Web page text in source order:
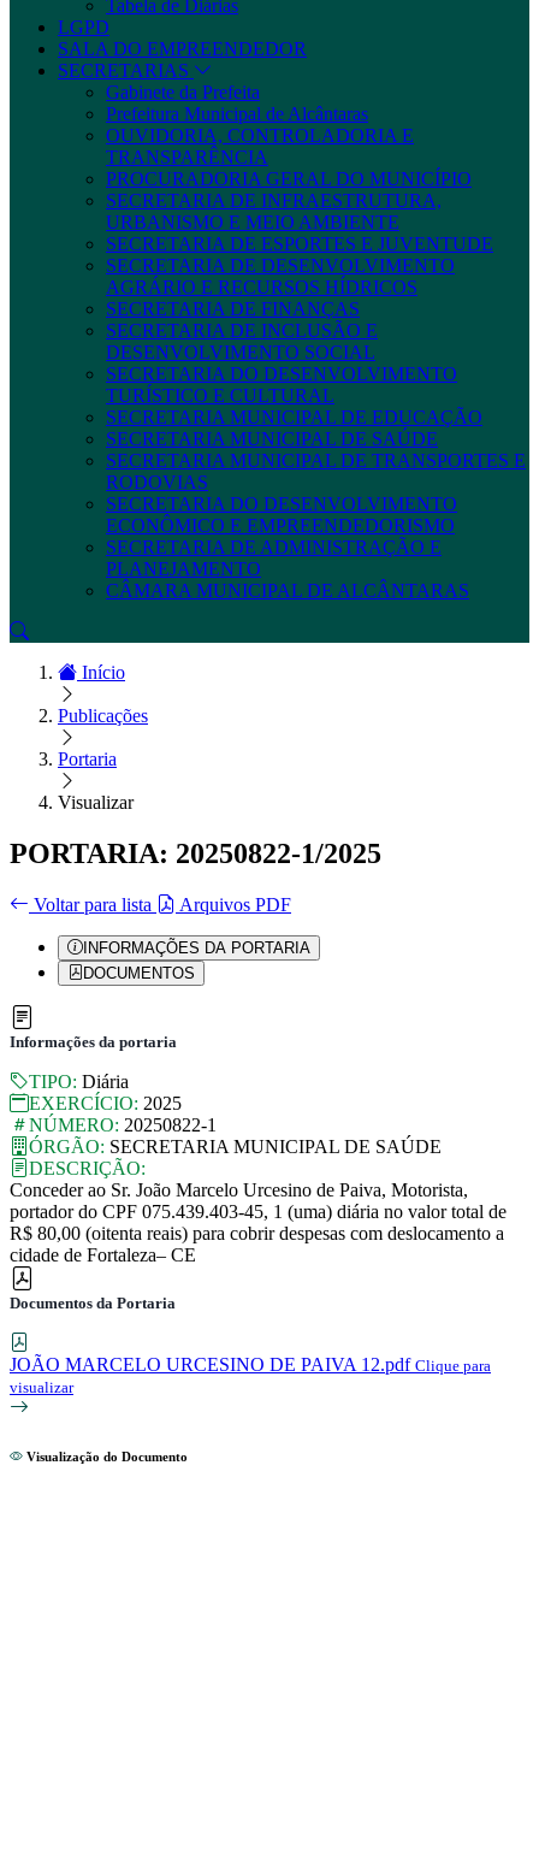
Tabela de Diárias
LGPD
SALA DO EMPREENDEDOR
SECRETARIAS
Gabinete da Prefeita
Prefeitura Municipal de Alcântaras
OUVIDORIA, CONTROLADORIA E
TRANSPARÊNCIA
PROCURADORIA GERAL DO MUNICÍPIO
SECRETARIA DE INFRAESTRUTURA,
URBANISMO E MEIO AMBIENTE
SECRETARIA DE ESPORTES E JUVENTUDE
SECRETARIA DE DESENVOLVIMENTO
AGRÁRIO E RECURSOS HÍDRICOS
SECRETARIA DE FINANÇAS
SECRETARIA DE INCLUSÃO E
DESENVOLVIMENTO SOCIAL
SECRETARIA DO DESENVOLVIMENTO
TURÍSTICO E CULTURAL
SECRETARIA MUNICIPAL DE EDUCAÇÃO
SECRETARIA MUNICIPAL DE SAÚDE
SECRETARIA MUNICIPAL DE TRANSPORTES E
RODOVIAS
SECRETARIA DO DESENVOLVIMENTO
ECONÔMICO E EMPREENDEDORISMO
SECRETARIA DE ADMINISTRAÇÃO E
PLANEJAMENTO
CÂMARA MUNICIPAL DE ALCÂNTARAS
Início
Publicações
Portaria
Visualizar
PORTARIA: 20250822-1/2025
Voltar para lista Arquivos PDF
INFORMAÇÕES DA PORTARIA
DOCUMENTOS
Informações da portaria
TIPO: Diária
EXERCÍCIO: 2025
NÚMERO: 20250822-1
ÓRGÃO: SECRETARIA MUNICIPAL DE SAÚDE
DESCRIÇÃO:
Conceder ao Sr. João Marcelo Urcesino de Paiva, Motorista,
portador do CPF 075.439.403-45, 1 (uma) diária no valor total de
R$ 80,00 (oitenta reais) para cobrir despesas com deslocamento a
cidade de Fortaleza– CE
Documentos da Portaria
JOÃO MARCELO URCESINO DE PAIVA 12.pdf Clique para
visualizar
Visualização do Documento